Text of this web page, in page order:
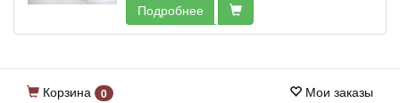
Подробнее
Корзина 0 Мои заказы